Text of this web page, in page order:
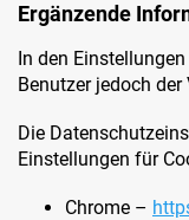
Ergänzende
In den
Benutzer jedoch
Die
Einstellungen für
Chrome –